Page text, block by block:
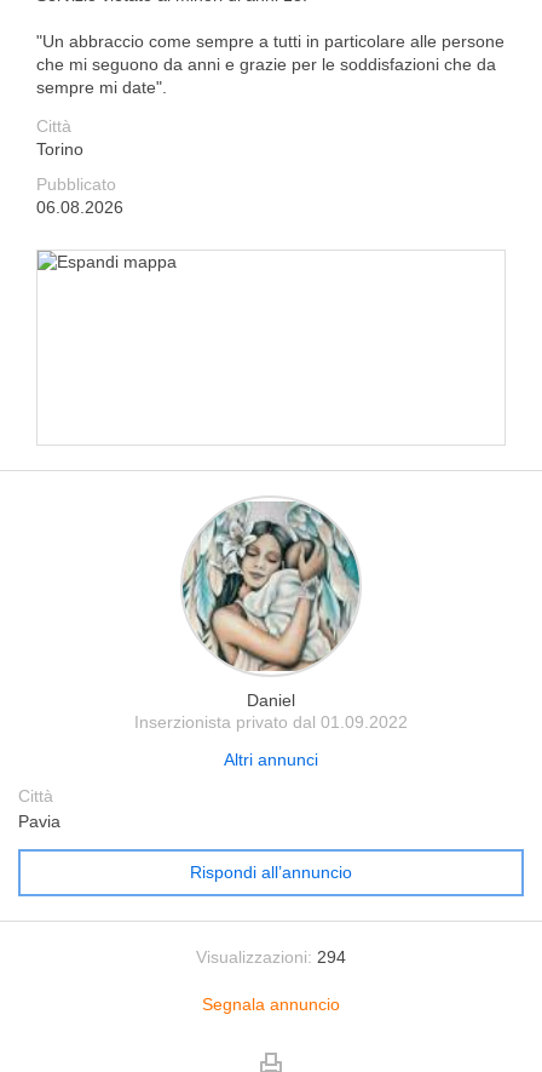
"Un abbraccio come sempre a tutti in particolare alle persone
che mi seguono da anni e grazie per le soddisfazioni che da
sempre mi date".
Città
Torino
Pubblicato
06.08.2026
Daniel
Inserzionista privato dal 01.09.2022
Altri annunci
Città
Pavia
Rispondi all’annuncio
Visualizzazioni: 294
Segnala annuncio